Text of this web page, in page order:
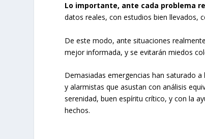
Lo importante, ante cada problema
datos reales, con estudios bien llevados,
De este modo, ante situaciones
mejor informada, y se evitarán miedos
Demasiadas emergencias han saturado
y alarmistas que asustan con análisis
serenidad, buen espíritu crítico, y con la
hechos.